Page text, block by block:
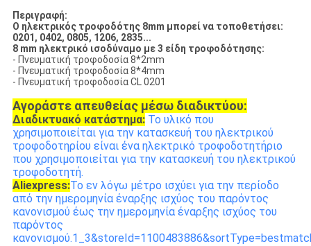
Περιγραφή:
Ο ηλεκτρικός τροφοδότης 8mm μπορεί να τοποθετήσει:
0201, 0402, 0805, 1206, 2835...
8 mm ηλεκτρικό ισοδύναμο με 3 είδη τροφοδότησης:
- Πνευματική τροφοδοσία 8*2mm
- Πνευματική τροφοδοσία 8*4mm
- Πνευματική τροφοδοσία CL 0201
Αγοράστε απευθείας μέσω διαδικτύου:
Διαδικτυακό κατάστημα: Το υλικό που
χρησιμοποιείται για την κατασκευή του ηλεκτρικού
τροφοδοτηρίου είναι ένα ηλεκτρικό τροφοδοτητήριο
που χρησιμοποιείται για την κατασκευή του ηλεκτρικού
τροφοδοτητή.
Aliexpress:Το εν λόγω μέτρο ισχύει για την περίοδο
από την ημερομηνία έναρξης ισχύος του παρόντος
κανονισμού έως την ημερομηνία έναρξης ισχύος του
παρόντος